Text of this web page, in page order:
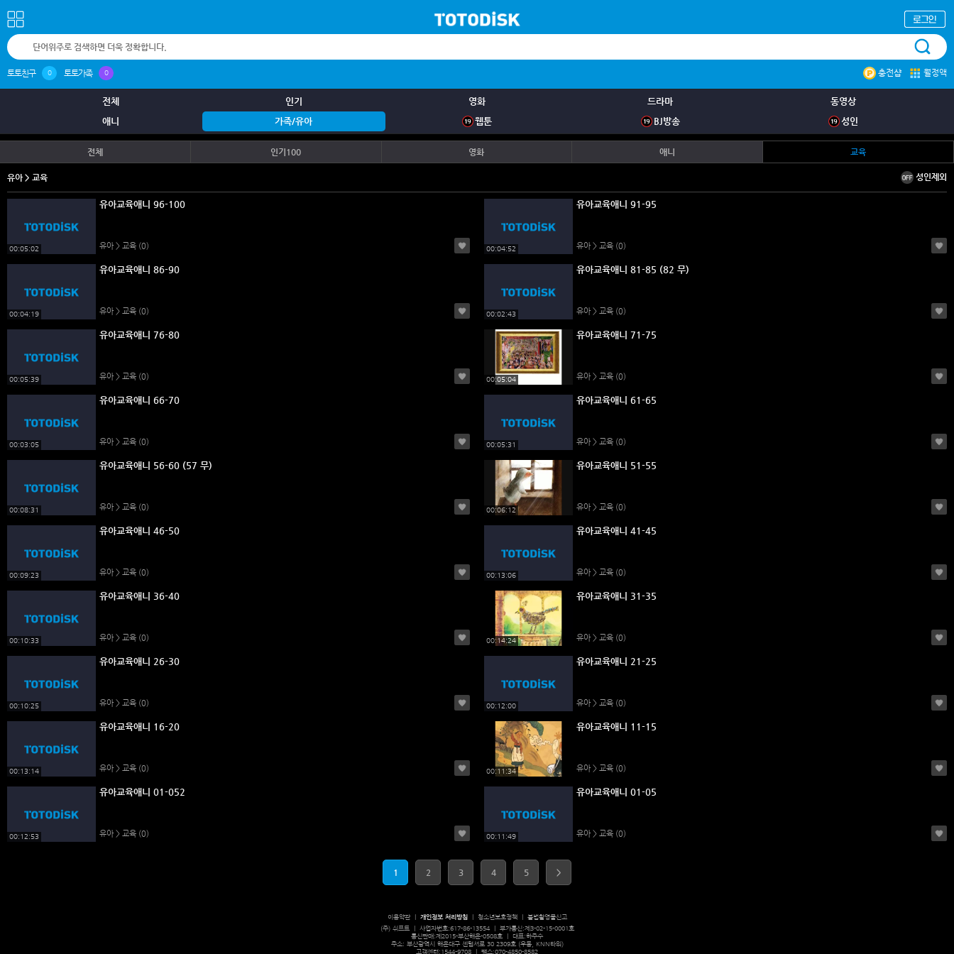
토토친구 0 토토가족 0 충전샵 월정액
전체 인기 영화 드라마
동영상
애니
가족/유아 웹툰 BJ방송 성인
전체 인기100 영화 애니 교육
유아 > 교육 성인제외
00:05:02
유아교육애니 96-100
유아 > 교육 (0) 00:04:52
유아교육애니 91-95
유아 > 교육 (0)
00:04:19
유아교육애니 86-90
유아 > 교육 (0) 00:02:43
유아교육애니 81-85 (82 무)
유아 > 교육 (0)
00:05:39
유아교육애니 76-80
유아 > 교육 (0) 00:05:04
유아교육애니 71-75
유아 > 교육 (0)
00:03:05
유아교육애니 66-70
유아 > 교육 (0) 00:05:31
유아교육애니 61-65
유아 > 교육 (0)
00:08:31
유아교육애니 56-60 (57 무)
유아 > 교육 (0) 00:06:12
유아교육애니 51-55
유아 > 교육 (0)
00:09:23
유아교육애니 46-50
유아 > 교육 (0) 00:13:06
유아교육애니 41-45
유아 > 교육 (0)
00:10:33
유아교육애니 36-40
유아 > 교육 (0) 00:14:24
유아교육애니 31-35
유아 > 교육 (0)
00:10:25
유아교육애니 26-30
유아 > 교육 (0) 00:12:00
유아교육애니 21-25
유아 > 교육 (0)
00:13:14
유아교육애니 16-20
유아 > 교육 (0) 00:11:34
유아교육애니 11-15
유아 > 교육 (0)
00:12:53
유아교육애니 01-052
유아 > 교육 (0) 00:11:49
유아교육애니 01-05
유아 > 교육 (0)
1 2 3 4 5 >
이용약관ㅣ 개인정보 처리방침 청소년보호정책
불법촬영물신고
(주) 쉬프트 ㅣ 사업자번호:617-86-13554 ㅣ 부가통신:제3-02-15-0001호
통신판매:제2015-부산해운-0508호 ㅣ 대표:하주수
주소: 부산광역시 해운대구 센텀서로 30 2309호 (우동, KNN타워)
고객센터:1544-9708 ㅣ 팩스:070-4850-8582